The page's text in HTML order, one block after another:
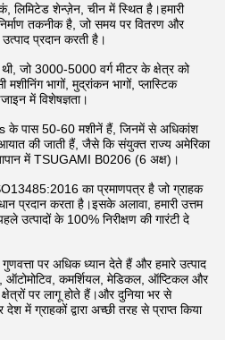
लिमिटेड शेन्ज़ेन, चीन में स्थित है।हमारी
तकनीक है, जो समय पर वितरण और
उत्पाद प्रदान करती है।
जो 3000-5000 वर्ग मीटर के क्षेत्र को
भागों, मुद्रांकन भागों, प्लास्टिक
में विशेषज्ञता।
के पास 50-60 मशीनें हैं, जिनमें से अधिकांश
की जाती हैं, जैसे कि संयुक्त राज्य अमेरिका
में TSUGAMI B0206 (6 अक्ष)।
का प्रमाणपत्र है जो ग्राहक
प्रदान करता है।इसके अलावा, हमारी उत्तम
उत्पादों के 100% निरीक्षण की गारंटी दे
पर अधिक ध्यान देते हैं और हमारे उत्पाद
कमर्शियल, मेडिकल, ऑप्टिकल और
पर लागू होते हैं।और दुनिया भर से
में ग्राहकों द्वारा अच्छी तरह से प्राप्त किया